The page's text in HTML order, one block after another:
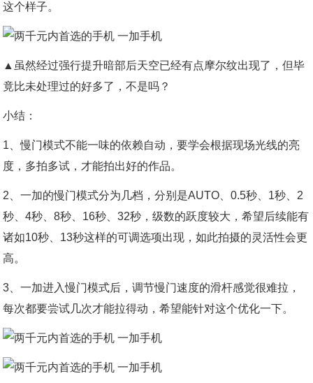
这个样子。
▲虽然经过强行提升暗部后天空已经有点摩尔纹出现了，但毕
竟比未处理过的好多了，不是吗？
小结：
1、慢门模式不能一味的依赖自动，要学会根据现场光线的亮
度，多拍多试，才能拍出好的作品。
2、一加的慢门模式分为几档，分别是AUTO、0.5秒、1秒、2
秒、4秒、8秒、16秒、32秒，级数的跃度较大，希望后续能有
诸如10秒、13秒这样的可调选项出现，如此拍摄的灵活性会更
高。
3、一加进入慢门模式后，调节慢门速度的滑杆感觉很难拉，
每次都要尝试几次才能拉得动，希望能针对这个优化一下。